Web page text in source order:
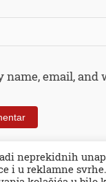
name, email,
neprekidnih
i u reklamne